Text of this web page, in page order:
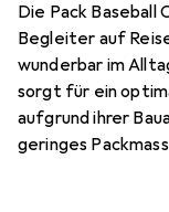
Die Pack
Begleiter auf
wunderbar im
sorgt für ein
aufgrund ihrer
geringes